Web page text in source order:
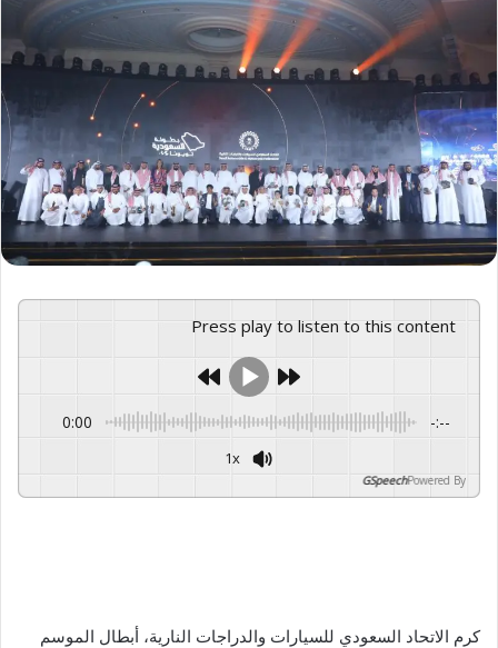
Press play to listen to this content
0:00 -:--
1x
Powered By
GSpeech
كرم الاتحاد السعودي للسيارات والدراجات النارية، أبطال الموسم